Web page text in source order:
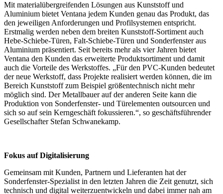
Mit materialübergreifenden Lösungen aus Kunststoff und
Aluminium bietet Ventana jedem Kunden genau das Produkt, das
den jeweiligen Anforderungen und Profilsystemen entspricht.
Erstmalig werden neben dem breiten Kunststoff-Sortiment auch
Hebe-Schiebe-Türen, Falt-Schiebe-Türen und Sonderfenster aus
Aluminium präsentiert. Seit bereits mehr als vier Jahren bietet
Ventana den Kunden das erweiterte Produktsortiment und damit
auch die Vorteile des Werkstoffes. „Für den PVC-Kunden bedeutet
der neue Werkstoff, dass Projekte realisiert werden können, die im
Bereich Kunststoff zum Beispiel größentechnisch nicht mehr
möglich sind. Der Metallbauer auf der anderen Seite kann die
Produktion von Sonderfenster- und Türelementen outsourcen und
sich so auf sein Kerngeschäft fokussieren.“, so geschäftsführender
Gesellschafter Stefan Schwanekamp.
Fokus auf Digitalisierung
Gemeinsam mit Kunden, Partnern und Lieferanten hat der
Sonderfenster-Spezialist in den letzten Jahren die Zeit genutzt, sich
technisch und digital weiterzuentwickeln und dabei immer nah am